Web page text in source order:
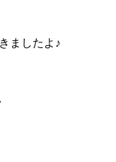
ましたよ♪